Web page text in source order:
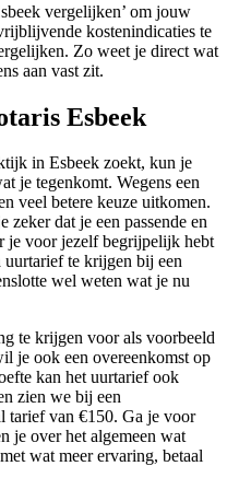
vergelijken’ om jouw
kostenindicaties te
Zo weet je direct wat
aan vast zit.
Esbeek
in Esbeek zoekt, kun je
je tegenkomt. Wegens een
veel betere keuze uitkomen.
zeker dat je een passende en
je voor jezelf begrijpelijk hebt
te krijgen bij een
wel weten wat je nu
te krijgen voor als voorbeeld
je ook een overeenkomst op
kan het uurtarief ook
zien we bij een
tarief van €150. Ga je voor
je over het algemeen wat
wat meer ervaring, betaal